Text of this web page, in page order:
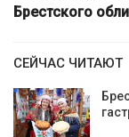
Брестского
СЕЙЧАС ЧИТАЮТ